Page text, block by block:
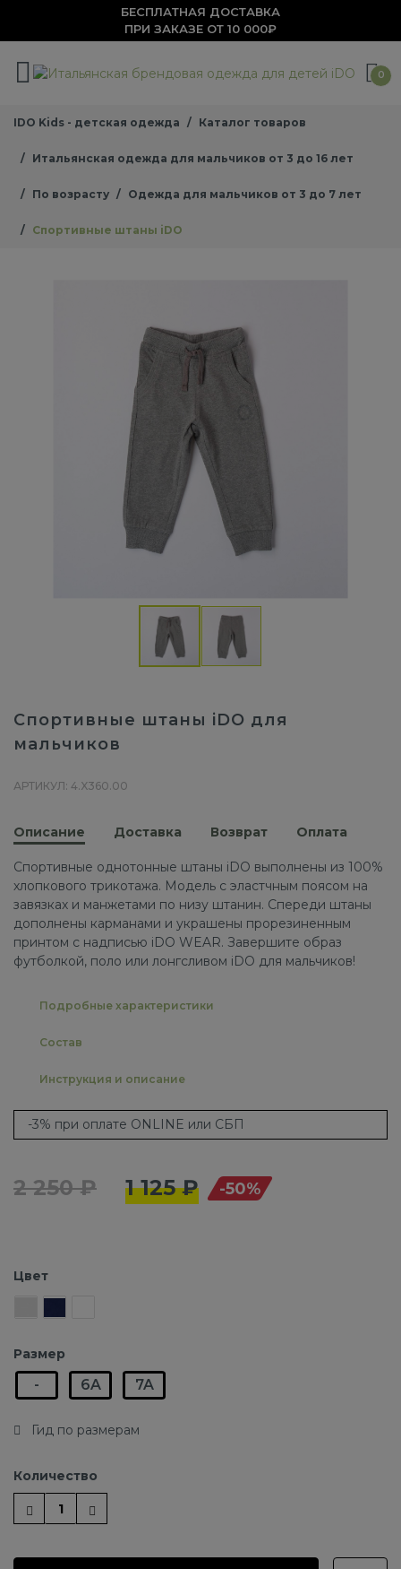
БЕСПЛАТНАЯ ДОСТАВКА
ПРИ ЗАКАЗЕ ОТ 10 000₽
0
IDO Kids - детская одежда Каталог товаров
Итальянская одежда для мальчиков от 3 до 16 лет
По возрасту Одежда для мальчиков от 3 до 7 лет
Спортивные штаны iDO
Спортивные штаны iDO для
мальчиков
АРТИКУЛ: 4.X360.00
Описание Доставка Возврат Оплата
Спортивные однотонные штаны iDO выполнены из 100%
хлопкового трикотажа. Модель с эластчным поясом на
завязках и манжетами по низу штанин. Спереди штаны
дополнены карманами и украшены прорезиненным
принтом с надписью iDO WEAR. Завершите образ
футболкой, поло или лонгсливом iDO для мальчиков!
Подробные характеристики
Состав
Инструкция и описание
-3% при оплате ONLINE или СБП
2 250 ₽ 1 125 ₽ -50%
Цвет
Размер
- 6A 7A
Гид по размерам
Количество